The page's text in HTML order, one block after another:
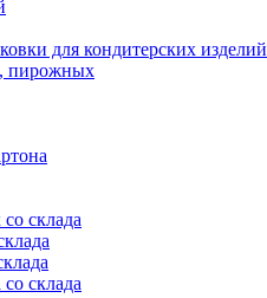
для кондитерских изделий
пирожных
склада
склада